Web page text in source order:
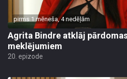
pirms 1 mēneša, 4 nedēļām
Agrita Bindre atklāj
meklējumiem
20. epizode